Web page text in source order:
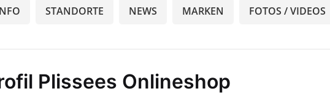
STANDORTE NEWS MARKEN FOTOS / VIDEOS
Plissees Onlineshop